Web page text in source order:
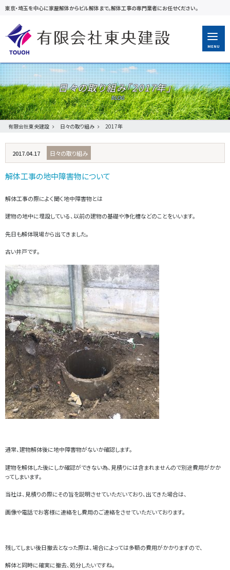
東京・埼玉を中心に家屋解体からビル解体まで。解体工事の専門業者にお任せください。
MENU
日々の取り組み「2017年」
有限会社東央建設 日々の取り組み 2017年
2017.04.17 日々の取り組み
解体工事の地中障害物について
解体工事の際によく聞く地中障害物とは
建物の地中に埋設している、以前の建物の基礎や浄化槽などのことをいいます。
先日も解体現場から出てきました。
古い井戸です。
通常、建物解体後に地中障害物がないか確認します。
建物を解体した後にしか確認ができない為、見積りには含まれませんので別途費用がかか
ってしまいます。
当社は、見積りの際にその旨を説明させていただいており、出てきた場合は、
画像や電話でお客様に連絡をし費用のご連絡をさせていただいております。
残してしまい後日撤去となった際は、場合によっては多額の費用がかかりますので、
解体と同時に確実に撤去、処分したいですね。